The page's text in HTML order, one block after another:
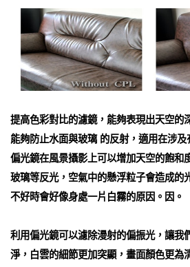
提高色彩對比的濾鏡，能夠表現出天空的
能夠防止水面與玻璃 的反射，適用在涉及
偏光鏡在風景攝影上可以增加天空的飽和
玻璃等反光，空氣中的懸浮粒子會造成的
不好時會好像身處一片白霧的原因。因。
利用偏光鏡可以濾除漫射的偏振光，讓我
淨，白雲的細節更加突顯，畫面顏色更為